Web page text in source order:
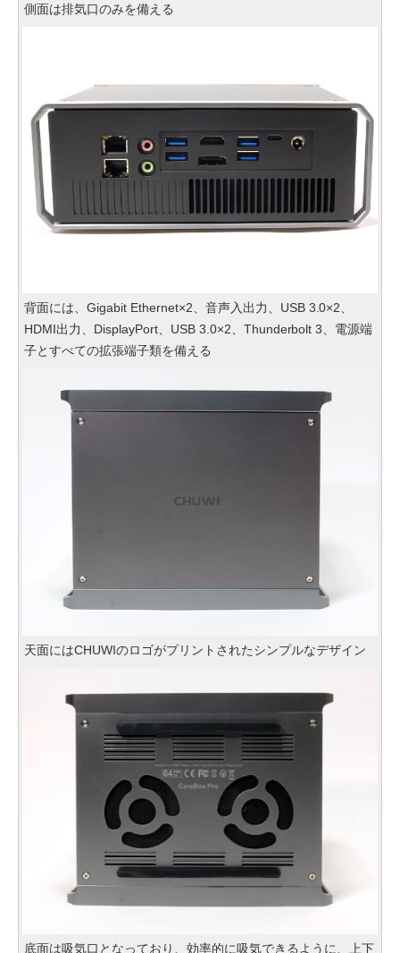
側面は排気口のみを備える
背面には、Gigabit Ethernet×2、音声入出力、USB 3.0×2、
HDMI出力、DisplayPort、USB 3.0×2、Thunderbolt 3、電源端
子とすべての拡張端子類を備える
天面にはCHUWIのロゴがプリントされたシンプルなデザイン
底面は吸気口となっており、効率的に吸気できるように、上下